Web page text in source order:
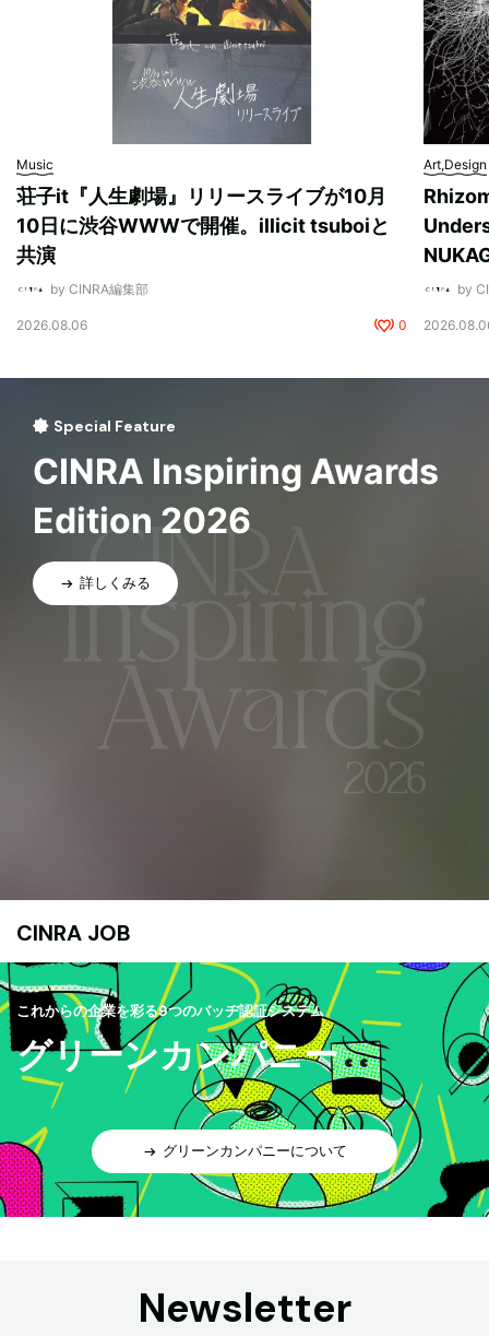
Music
荘子it『人生劇場』リリースライブが10月
10日に渋谷WWWで開催。illicit tsuboiと
共演
by CINRA編集部
2026.08.06 0
Art,Design
by
Special Feature
CINRA Inspiring Awards
Edition 2026
詳しくみる
CINRA JOB
これからの企業を彩る9つのバッヂ認証システム
グリーンカンパニー
グリーンカンパニーについて
Newsletter